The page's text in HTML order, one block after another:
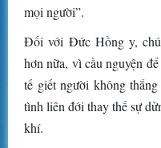
mọi người”.
Đối với Đức Hồng y,
hơn nữa, vì cầu nguyện
tế giết người không
tình liên đới thay thế sự
khí.